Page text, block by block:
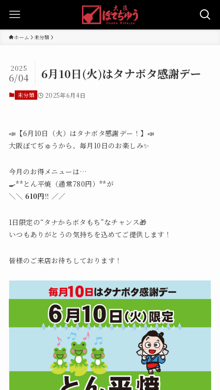
ホーム 未分類
6月10日(火)はタナボタ感謝デー
2025
6/04
未分類 2025年6月4日
📣【6月10日（火）はタナボタ感謝デー！】📣
大阪ぼてぢゅうから、毎月10日のお楽しみ✨
今月のお得メニューは…
🍳**とん平焼（通常780円）**が
＼＼ 610円‼️ ／／
1日限定の“タナからボタもち”なチャンス🎁
いつもありがとうの気持ちを込めてご提供します！
皆様のご来店お待ちしております！